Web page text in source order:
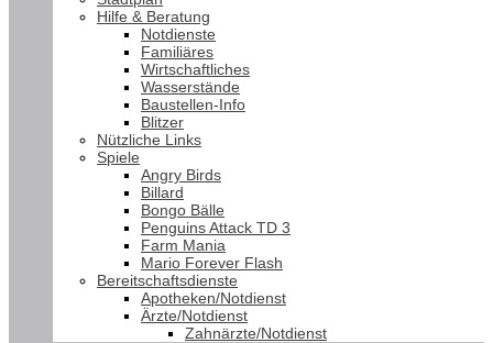
Hilfe & Beratung
Notdienste
Familiäres
Wirtschaftliches
Wasserstände
Baustellen-Info
Blitzer
Nützliche Links
Spiele
Angry Birds
Billard
Bongo Bälle
Penguins Attack TD 3
Farm Mania
Mario Forever Flash
Bereitschaftsdienste
Apotheken/Notdienst
Ärzte/Notdienst
Zahnärzte/Notdienst